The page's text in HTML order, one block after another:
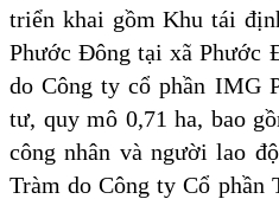
triển khai gồm Khu tái
Phước Đông tại xã Phước
do Công ty cổ phần IMG
tư, quy mô 0,71 ha, bao
công nhân và người lao
Tràm do Công ty Cổ